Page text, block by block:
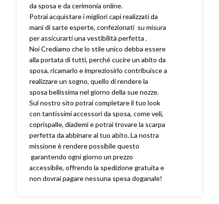
da sposa e da cerimonia online.
Potrai acquistare i migliori capi realizzati da
mani di sarte esperte, confezionati su misura
per assicurarti una vestibilità perfetta .
Noi Crediamo che lo stile unico debba essere
alla portata di tutti, perché cucire un abito da
sposa, ricamarlo e impreziosirlo contribuisce a
realizzare un sogno, quello di rendere la
sposa bellissima nel giorno della sue nozze.
Sul nostro sito potrai completare il tuo look
con tantissimi accessori da sposa, come veli,
coprispalle, diademi e potrai trovare la scarpa
perfetta da abbinare al tuo abito. La nostra
missione è rendere possibile questo
garantendo ogni giorno un prezzo
accessibile, offrendo la spedizione gratuita e
non dovrai pagare nessuna spesa doganale!